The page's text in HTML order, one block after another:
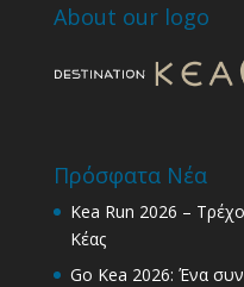
About our logo
Πρόσφατα Νέα
Kea Run 2026 –
Κέας
Go Kea 2026: Ένα